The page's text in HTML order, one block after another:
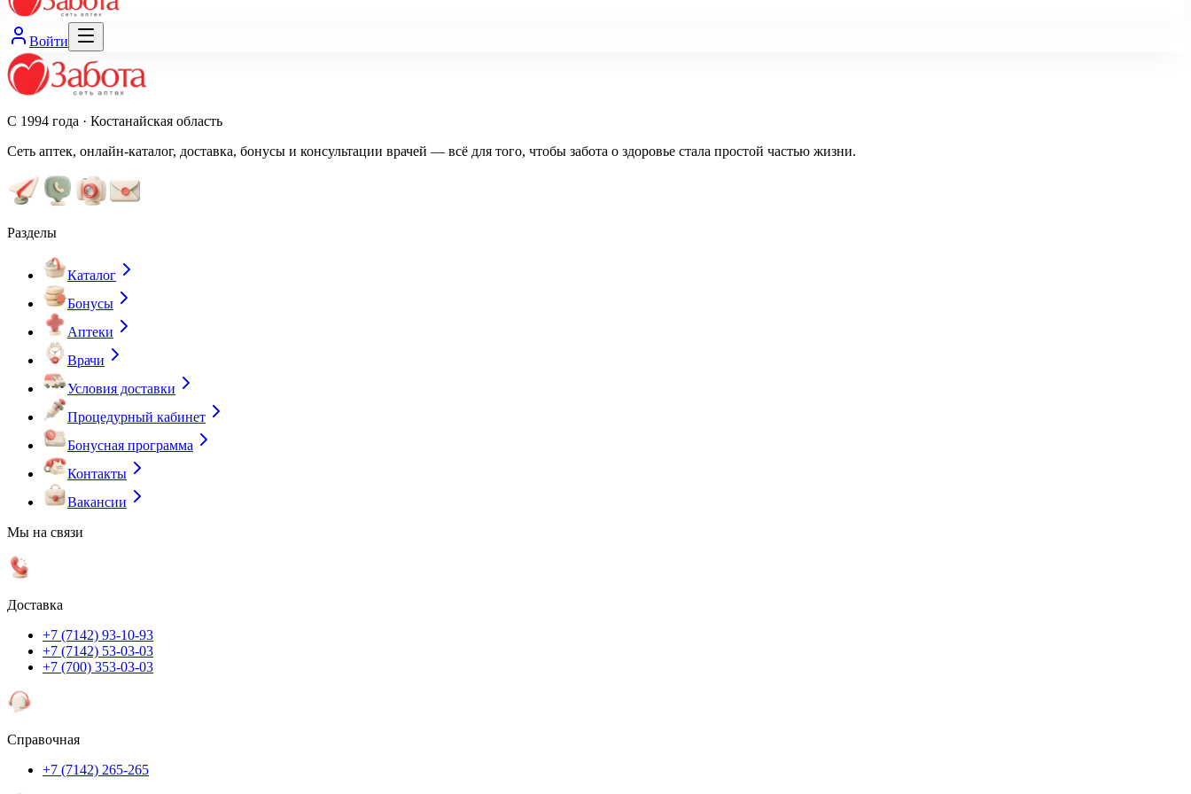
Войти
С 1994 года · Костанайская область
Сеть аптек, онлайн-каталог, доставка, бонусы и консультации врачей — всё для того, чтобы забота о здоровье стала простой частью жизни.
Разделы
Каталог
Бонусы
Аптеки
Врачи
Условия доставки
Процедурный кабинет
Бонусная программа
Контакты
Вакансии
Мы на связи
Доставка
+7 (7142) 93-10-93
+7 (7142) 53-03-03
+7 (700) 353-03-03
Справочная
+7 (7142) 265-265